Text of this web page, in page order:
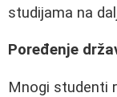
studijama na
Poređenje
Mnogi studenti